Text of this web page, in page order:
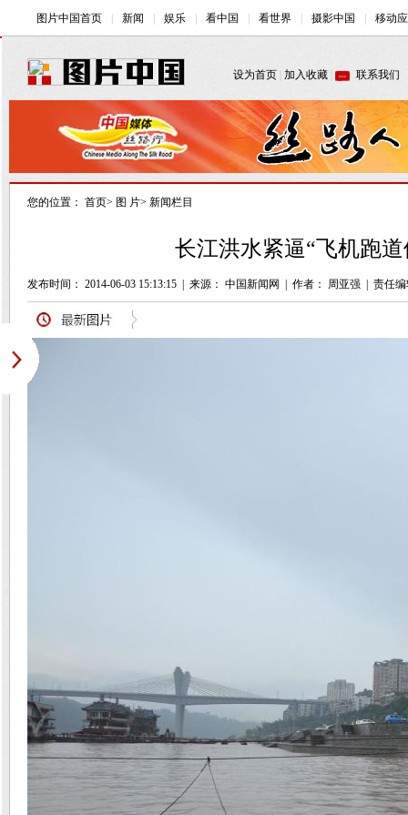
您的位置： 首页> 图 片> 新闻栏目
长江洪水紧逼“飞机跑
发布时间： 2014-06-03 15:13:15 来源： 中国新闻网 作者： 周亚强 责任